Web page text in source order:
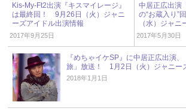
Kis-My-Ft2出演『キスマイレージ』
は最終回！ 9月26日（火）ジャニ
ーズアイドル出演情報
2017年9月25日
中居正広出演
の“お蔵入り”
（水）ジャ
2017年5月30日
『めちゃイケSP』に中居正広出演
旅」放送！ 1月2日（火）ジャニー
2018年1月1日